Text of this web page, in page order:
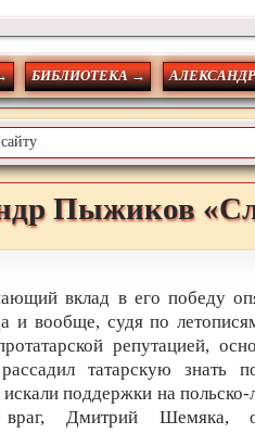
БИБЛИОТЕКА →
Пыжиков
вклад в его победу
и вообще, судя по
репутацией,
рассадил татарскую
искали поддержки на
враг, Дмитрий Шемяка,